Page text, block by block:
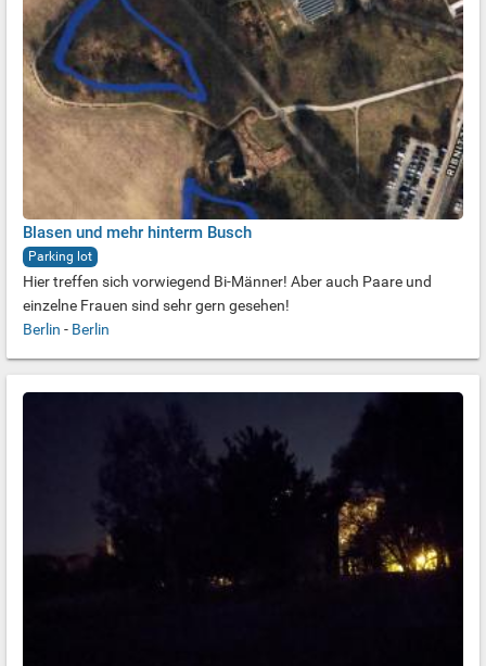
Blasen und mehr hinterm Busch
Parking lot
Hier treffen sich vorwiegend Bi-Männer! Aber auch Paare und
einzelne Frauen sind sehr gern gesehen!
Berlin - Berlin